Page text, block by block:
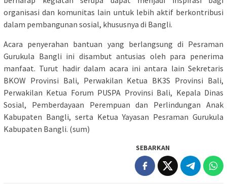
organisasi dan komunitas lain untuk lebih aktif berkontribusi
dalam pembangunan sosial, khususnya di Bangli.
Acara penyerahan bantuan yang berlangsung di Pesraman
Gurukula Bangli ini disambut antusias oleh para penerima
manfaat. Turut hadir dalam acara ini antara lain Sekretaris
BKOW Provinsi Bali, Perwakilan Ketua BK3S Provinsi Bali,
Perwakilan Ketua Forum PUSPA Provinsi Bali, Kepala Dinas
Sosial, Pemberdayaan Perempuan dan Perlindungan Anak
Kabupaten Bangli, serta Ketua Yayasan Pesraman Gurukula
Kabupaten Bangli. (sum)
SEBARKAN